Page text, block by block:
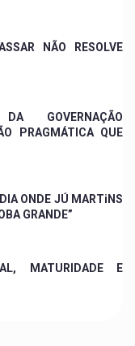
NÃO RESOLVE
GOVERNAÇÃO
PRAGMÁTICA QUE
ONDE JÚ MARTiNS
GRANDE”
MATURIDADE E